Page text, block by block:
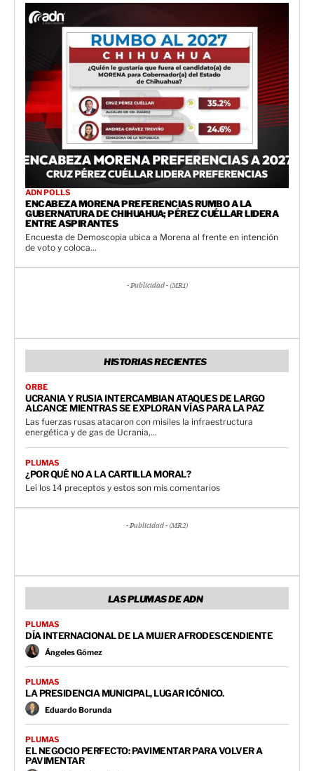
ADN POLLS
ENCABEZA MORENA PREFERENCIAS RUMBO A LA
GUBERNATURA DE CHIHUAHUA; PÉREZ CUÉLLAR LIDERA
ENTRE ASPIRANTES
Encuesta de Demoscopia ubica a Morena al frente en intención
de voto y coloca...
- Publicidad - (MR1)
HISTORIAS RECIENTES
ORBE
UCRANIA Y RUSIA INTERCAMBIAN ATAQUES DE LARGO
ALCANCE MIENTRAS SE EXPLORAN VÍAS PARA LA PAZ
Las fuerzas rusas atacaron con misiles la infraestructura
energética y de gas de Ucrania,...
PLUMAS
¿POR QUÉ NO A LA CARTILLA MORAL?
Leí los 14 preceptos y estos son mis comentarios
- Publicidad - (MR2)
LAS PLUMAS DE ADN
PLUMAS
DÍA INTERNACIONAL DE LA MUJER AFRODESCENDIENTE
Ángeles Gómez
PLUMAS
LA PRESIDENCIA MUNICIPAL, LUGAR ICÓNICO.
Eduardo Borunda
PLUMAS
EL NEGOCIO PERFECTO: PAVIMENTAR PARA VOLVER A
PAVIMENTAR